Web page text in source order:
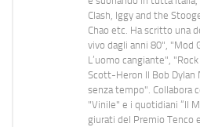
Clash, Iggy and the
Chao etc. Ha scritto una
vivo dagli anni 80", "Mod
L’uomo cangiante",
Scott-Heron Il Bob Dylan
senza tempo". Collabora
"Vinile" e i quotidiani “Il
giurati del Premio Tenco